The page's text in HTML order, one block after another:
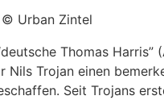
Urban Zintel
Thomas
Nils Trojan einen
Seit Trojans